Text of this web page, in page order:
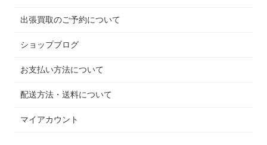
出張買取のご予約について
ショップブログ
お支払い方法について
配送方法・送料について
マイアカウント